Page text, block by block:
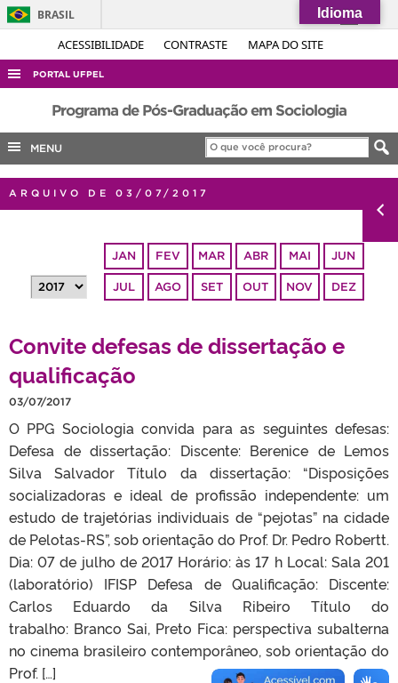
ACESSIBILIDADE CONTRASTE MAPA DO SITE
BRASIL
Simplifique!
Acesso à informação
Legislação
Canais
PORTAL UFPEL
ACESSO À INFORMAÇÃO
AUDITORIA
COBALTO
CONCURSOS
OUVIDORIA
TELEFONES
Programa de Pós-Graduação em Sociologia
MENU
ARQUIVO DE 03/07/2017
JAN FEV MAR ABR MAI JUN
JUL AGO SET OUT NOV DEZ
Convite defesas de dissertação e
qualificação
03/07/2017
O PPG Sociologia convida para as seguintes defesas:
Defesa de dissertação: Discente: Berenice de Lemos
Silva Salvador Título da dissertação: “Disposições
socializadoras e ideal de profissão independente: um
estudo de trajetórias individuais de “pejotas” na cidade
de Pelotas-RS”, sob orientação do Prof. Dr. Pedro Robertt.
Dia: 07 de julho de 2017 Horário: às 17 h Local: Sala 201
(laboratório) IFISP Defesa de Qualificação: Discente:
Carlos Eduardo da Silva Ribeiro Título do
trabalho: Branco Sai, Preto Fica: perspectiva subalterna
no cinema brasileiro contemporâneo, sob orientação do
Prof. […]
Idioma